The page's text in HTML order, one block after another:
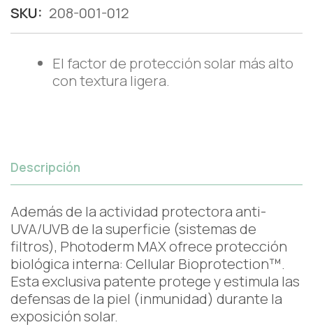
SKU: 208-001-012
El factor de protección solar más alto
con textura ligera.
Descripción
Además de la actividad protectora anti-
UVA/UVB de la superficie (sistemas de
filtros), Photoderm MAX ofrece protección
biológica interna: Cellular Bioprotection™.
Esta exclusiva patente protege y estimula las
defensas de la piel (inmunidad) durante la
exposición solar.